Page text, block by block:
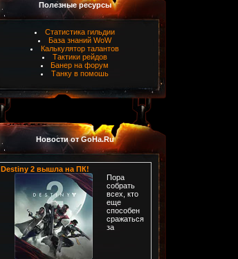
Полезные ресурсы
Статистика гильдии
База знаний WoW
Калькулятор талантов
Тактики рейдов
Банер на форум
Танку в помошь
Новости от GoHa.Ru
Destiny 2 вышла на ПК!
Пора
собрать
всех, кто
еще
способен
сражаться
за